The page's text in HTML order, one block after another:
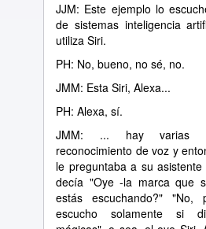
JJM: Este ejemplo lo
de sistemas inteligencia
utiliza Siri.
PH: No, bueno, no sé, no.
JMM: Esta Siri, Alexa...
PH: Alexa, sí.
JMM: ... hay varias
reconocimiento de voz y
le preguntaba a su
decía "Oye -la marca que
estás escuchando?" "No,
escucho solamente si